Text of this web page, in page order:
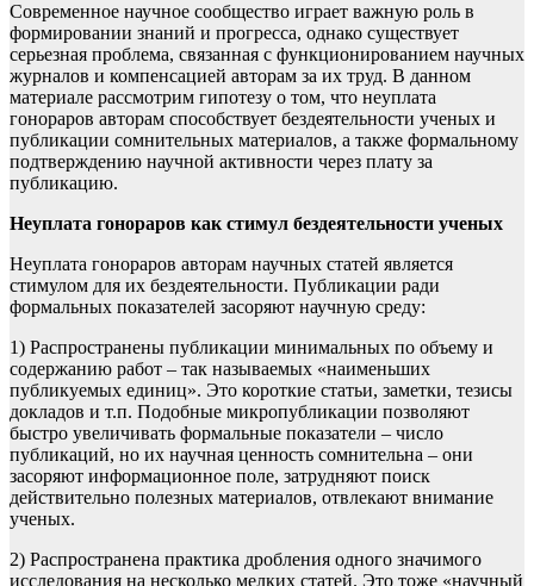
Современное научное сообщество играет важную роль в
формировании знаний и прогресса, однако существует
серьезная проблема, связанная с функционированием научных
журналов и компенсацией авторам за их труд. В данном
материале рассмотрим гипотезу о том, что неуплата
гонораров авторам способствует бездеятельности ученых и
публикации сомнительных материалов, а также формальному
подтверждению научной активности через плату за
публикацию.
Неуплата гонораров как стимул бездеятельности ученых
Неуплата гонораров авторам научных статей является
стимулом для их бездеятельности. Публикации ради
формальных показателей засоряют научную среду:
1) Распространены публикации минимальных по объему и
содержанию работ – так называемых «наименьших
публикуемых единиц». Это короткие статьи, заметки, тезисы
докладов и т.п. Подобные микропубликации позволяют
быстро увеличивать формальные показатели – число
публикаций, но их научная ценность сомнительна – они
засоряют информационное поле, затрудняют поиск
действительно полезных материалов, отвлекают внимание
ученых.
2) Распространена практика дробления одного значимого
исследования на несколько мелких статей. Это тоже «научный